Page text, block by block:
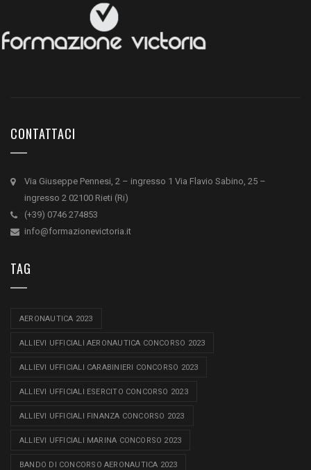
CONTATTACI
Via Giuseppe Pennesi, 2 – ingresso 1 Via Flavio Sabino, 25 –
ingresso 2 02100 Rieti (Ri)
(+39) 0746 274853
info@formazionevictoria.it
TAG
AERONAUTICA 2023
ALLIEVI UFFICIALI AERONAUTICA CONCORSO 2023
ALLIEVI UFFICIALI CARABINIERI CONCORSO 2023
ALLIEVI UFFICIALI ESERCITO CONCORSO 2023
ALLIEVI UFFICIALI FINANZA CONCORSO 2023
ALLIEVI UFFICIALI MARINA CONCORSO 2023
BANDO DI CONCORSO AERONAUTICA 2023